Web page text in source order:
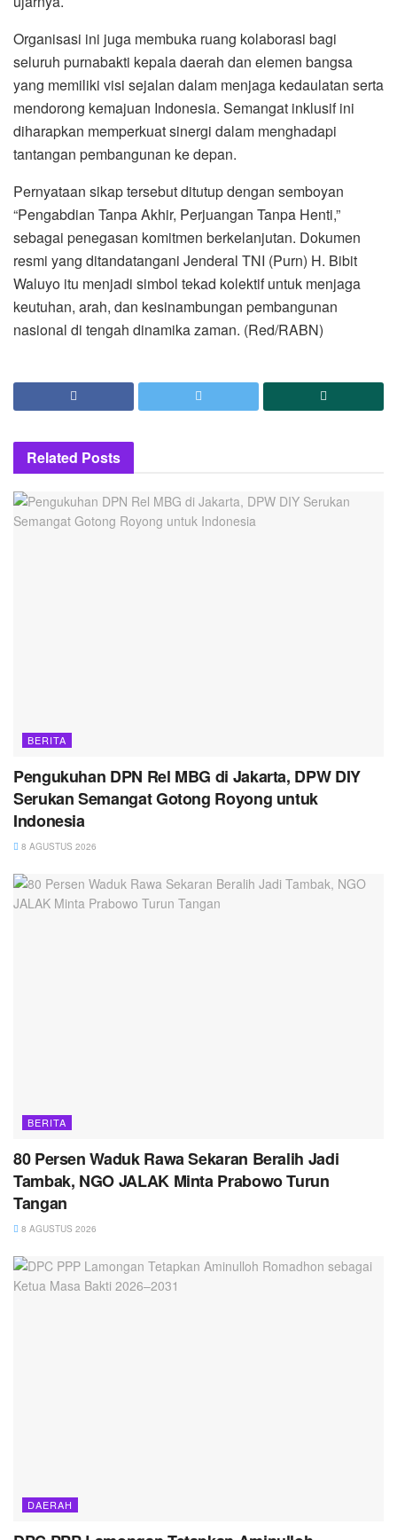
Organisasi ini juga membuka ruang kolaborasi bagi
seluruh purnabakti kepala daerah dan elemen bangsa
yang memiliki visi sejalan dalam menjaga kedaulatan serta
mendorong kemajuan Indonesia. Semangat inklusif ini
diharapkan memperkuat sinergi dalam menghadapi
tantangan pembangunan ke depan.
Pernyataan sikap tersebut ditutup dengan semboyan
“Pengabdian Tanpa Akhir, Perjuangan Tanpa Henti,”
sebagai penegasan komitmen berkelanjutan. Dokumen
resmi yang ditandatangani Jenderal TNI (Purn) H. Bibit
Waluyo itu menjadi simbol tekad kolektif untuk menjaga
keutuhan, arah, dan kesinambungan pembangunan
nasional di tengah dinamika zaman. (Red/RABN)
Related Posts
BERITA
Pengukuhan DPN Rel MBG di Jakarta, DPW DIY
Serukan Semangat Gotong Royong untuk
Indonesia
8 AGUSTUS 2026
BERITA
80 Persen Waduk Rawa Sekaran Beralih Jadi
Tambak, NGO JALAK Minta Prabowo Turun
Tangan
8 AGUSTUS 2026
DAERAH